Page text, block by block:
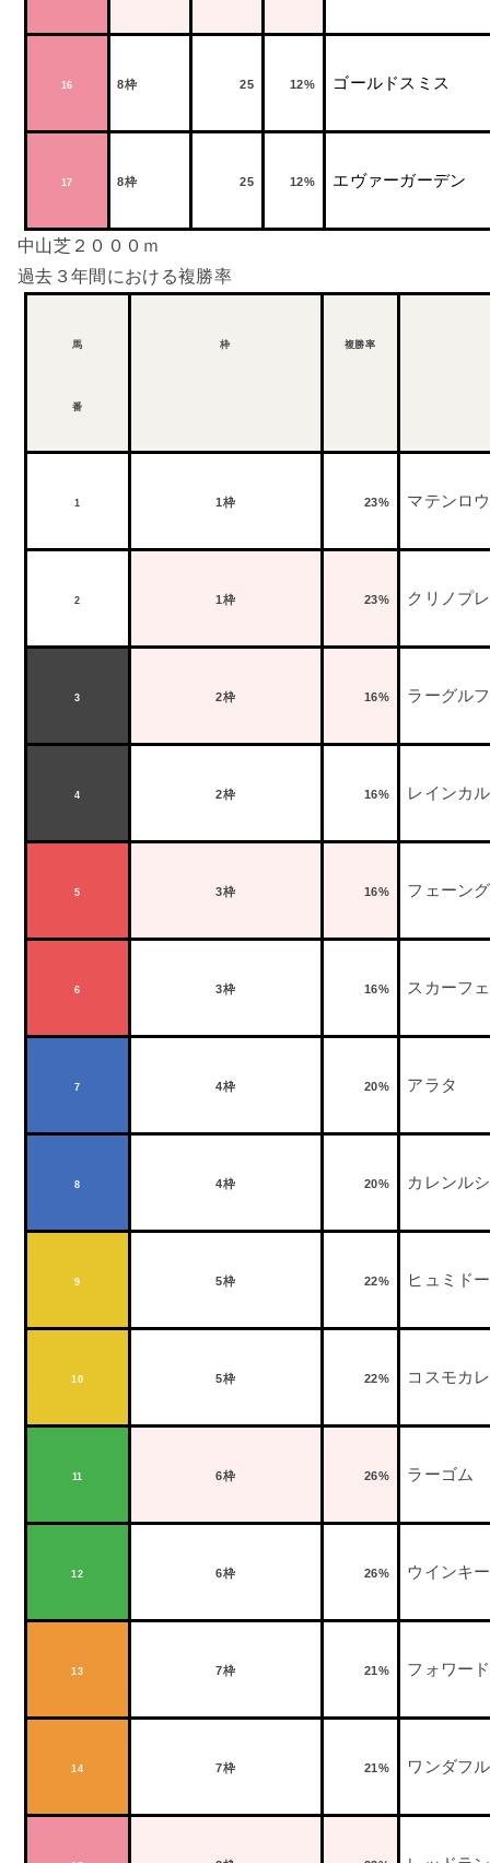
16 8枠 25 12% ゴールドスミス
17 8枠 25 12% エヴァーガーデン
中山芝２０００ｍ
過去３年間における複勝率
馬
番
枠 複勝率
1 1枠 23% マテンロ
2 1枠 23% クリノプ
3 2枠 16% ラーグルフ
4 2枠 16% レインカ
5 3枠 16% フェーン
6 3枠 16% スカーフ
7 4枠 20% アラタ
8 4枠 20% カレンル
9 5枠 22% ヒュミド
10 5枠 22% コスモカ
11 6枠 26% ラーゴム
12 6枠 26% ウインキ
13 7枠 21% フォワー
14 7枠 21% ワンダフ